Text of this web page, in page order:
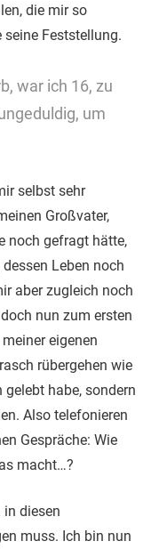
die mir so
Feststellung.
war ich 16, zu
um
selbst sehr
Großvater,
noch gefragt hätte,
Leben noch
aber zugleich noch
nun zum ersten
eigenen
rübergehen wie
habe, sondern
Also telefonieren
Gespräche: Wie
macht…?
diesen
muss. Ich bin nun